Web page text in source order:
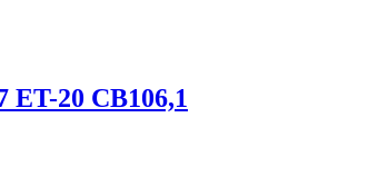
ET-20 CB106,1